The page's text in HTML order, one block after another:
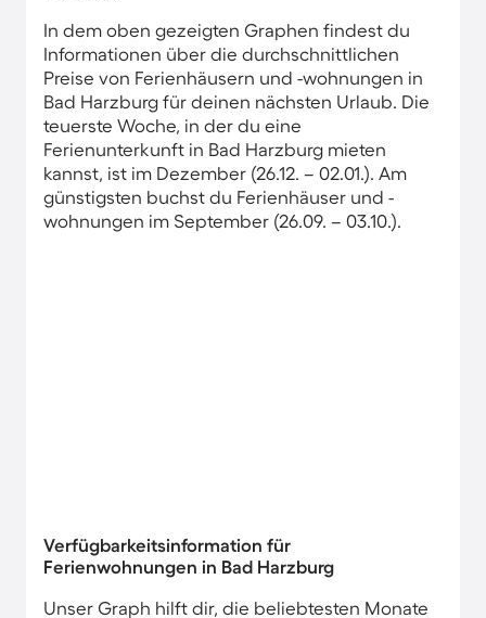
In dem oben gezeigten Graphen findest du
Informationen über die durchschnittlichen
Preise von Ferienhäusern und -wohnungen in
Bad Harzburg für deinen nächsten Urlaub. Die
teuerste Woche, in der du eine
Ferienunterkunft in Bad Harzburg mieten
kannst, ist im Dezember (26.12. – 02.01.). Am
günstigsten buchst du Ferienhäuser und -
wohnungen im September (26.09. – 03.10.).
Verfügbarkeitsinformation für
Ferienwohnungen in Bad Harzburg
Unser Graph hilft dir, die beliebtesten Monate